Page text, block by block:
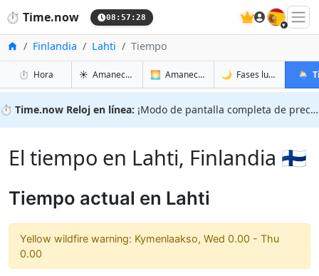
⏱️ Time.now 08:57:29 🇪🇸
InicioFinlandia Lahti Tiempo
⏱️ Horaen Lahti☀️ Amanecer y atardecer en Lahti
🌅 Amanecer y atardecer mañana en Lahti
🌙 Fases lunares en
🌦️
⏱️ Time.now Reloj en línea: ¡Modo de pantalla completa de precisión!
El tiempo en Lahti, Finlandia 🇫🇮
Tiempo actual en Lahti
Yellow wildfire warning: Kymenlaakso, Wed 0.00 - Thu
0.00